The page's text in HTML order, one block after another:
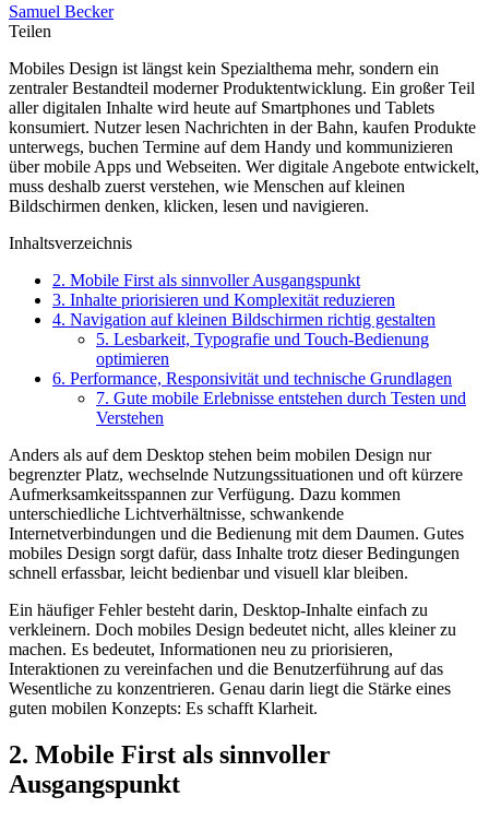
Samuel Becker
Teilen
Mobiles Design ist längst kein Spezialthema mehr, sondern ein
zentraler Bestandteil moderner Produktentwicklung. Ein großer Teil
aller digitalen Inhalte wird heute auf Smartphones und Tablets
konsumiert. Nutzer lesen Nachrichten in der Bahn, kaufen Produkte
unterwegs, buchen Termine auf dem Handy und kommunizieren
über mobile Apps und Webseiten. Wer digitale Angebote entwickelt,
muss deshalb zuerst verstehen, wie Menschen auf kleinen
Bildschirmen denken, klicken, lesen und navigieren.
Inhaltsverzeichnis
2. Mobile First als sinnvoller Ausgangspunkt
3. Inhalte priorisieren und Komplexität reduzieren
4. Navigation auf kleinen Bildschirmen richtig gestalten
5. Lesbarkeit, Typografie und Touch-Bedienung
optimieren
6. Performance, Responsivität und technische Grundlagen
7. Gute mobile Erlebnisse entstehen durch Testen und
Verstehen
Anders als auf dem Desktop stehen beim mobilen Design nur
begrenzter Platz, wechselnde Nutzungssituationen und oft kürzere
Aufmerksamkeitsspannen zur Verfügung. Dazu kommen
unterschiedliche Lichtverhältnisse, schwankende
Internetverbindungen und die Bedienung mit dem Daumen. Gutes
mobiles Design sorgt dafür, dass Inhalte trotz dieser Bedingungen
schnell erfassbar, leicht bedienbar und visuell klar bleiben.
Ein häufiger Fehler besteht darin, Desktop-Inhalte einfach zu
verkleinern. Doch mobiles Design bedeutet nicht, alles kleiner zu
machen. Es bedeutet, Informationen neu zu priorisieren,
Interaktionen zu vereinfachen und die Benutzerführung auf das
Wesentliche zu konzentrieren. Genau darin liegt die Stärke eines
guten mobilen Konzepts: Es schafft Klarheit.
2. Mobile First als sinnvoller
Ausgangspunkt